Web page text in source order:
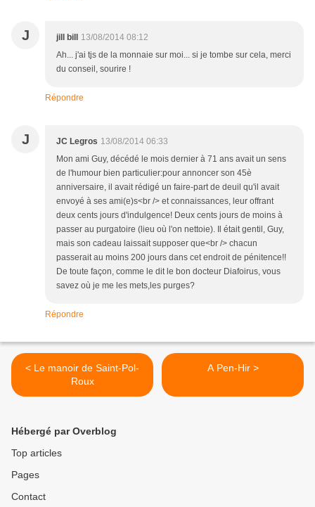
J jill bill
13/08/2014 08:12
Ah... j'ai tjs de la monnaie sur moi... si je tombe sur cela, merci
du conseil, sourire !
Répondre
J JC Legros 13/08/2014 06:33
Mon ami Guy, décédé le mois dernier à 71 ans avait un sens
de l'humour bien particulier:pour annoncer son 45è
anniversaire, il avait rédigé un faire-part de deuil qu'il avait
envoyé à ses ami(e)s<br /> et connaissances, leur offrant
deux cents jours d'indulgence! Deux cents jours de moins à
passer au purgatoire (lieu où l'on nettoie). Il était gentil, Guy,
mais son cadeau laissait supposer que<br /> chacun
passerait au moins 200 jours dans cet endroit de pénitence!!
De toute façon, comme le dit le bon docteur Diafoirus, vous
savez où je me les mets,les purges?
Répondre
< Le manoir de Saint-Pol-
Roux
A Pen-Hir >
Hébergé par Overblog
Top articles
Pages
Contact